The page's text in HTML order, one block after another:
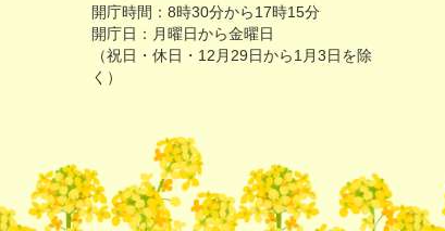
開庁時間：8時30分から17時15分
開庁日：月曜日から金曜日
（祝日・休日・12月29日から1月3日を除
く）